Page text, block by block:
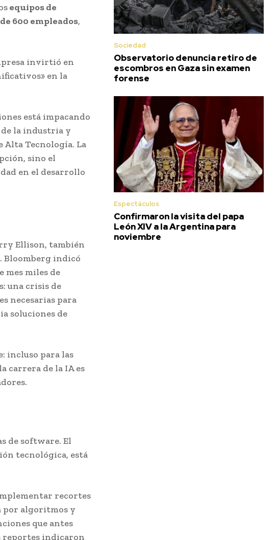
equipos de
600 empleados,
invirtió en
en la
está impacando
la industria y
Alta Tecnología. La
sino el
en el desarrollo
Ellison, también
Bloomberg indicó
mes miles de
una crisis de
necesarias para
soluciones de
incluso para las
carrera de la IA es
.
de software. El
tecnológica, está
recortes
por algoritmos y
que antes
reportes indicaron
Sociedad
Observatorio denuncia retiro de
escombros en Gaza sin examen
forense
Espectáculos
Confirmaron la visita del papa
León XIV a la Argentina para
noviembre